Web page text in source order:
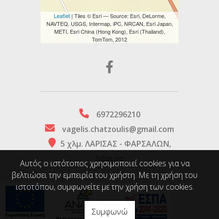
Leaflet| Tiles © Esri — Source: Esri, DeLorme,
NAVTEQ, USGS, Intermap, iPC, NRCAN, Esri Japan,
METI, Esri China (Hong Kong), Esri (Thailand),
TomTom, 2012
6972296210
vagelis.chatzoulis@gmail.com
5 χλμ. ΛΑΡΙΣΑΣ - ΦΑΡΣΑΛΩΝ,
Αυτός ο ιστότοπος χρησιμοποιεί cookies για να
βελτιώσει την εμπειρία του χρήστη. Με τη χρήση του
ιστοτόπου, συμφωνείτε με την χρήση των cookies.
Συμφωνώ